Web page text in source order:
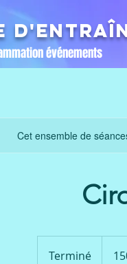
événements
Cet ensemble de
Terminé